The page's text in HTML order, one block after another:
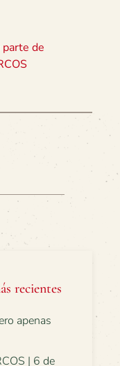
parte de
recientes
apenas
| 6 de